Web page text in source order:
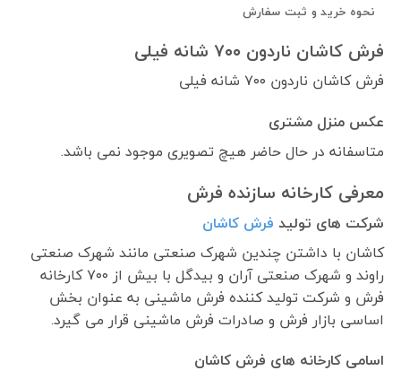
نحوه خرید و ثبت سفارش
فرش کاشان ناردون ۷۰۰ شانه فیلی
فرش کاشان ناردون ۷۰۰ شانه فیلی
عکس منزل مشتری
متاسفانه در حال حاضر هیچ تصویری موجود نمی باشد.
معرفی کارخانه سازنده فرش
شرکت های تولید فرش کاشان
کاشان با داشتن چندین شهرک صنعتی مانند شهرک صنعتی
راوند و شهرک صنعتی آران و بیدگل با بیش از ۷۰۰ کارخانه
فرش و شرکت تولید کننده فرش ماشینی به عنوان بخش
اساسی بازار فرش و صادرات فرش ماشینی قرار می گیرد.
اسامی کارخانه های فرش کاشان